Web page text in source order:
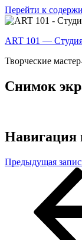
Перейти к
ART 101 —
Творческие
Снимок
Навигация
Предыдущая